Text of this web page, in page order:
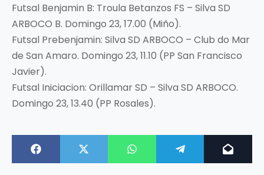
Futsal Benjamin B: Troula Betanzos FS – Silva SD
ARBOCO B. Domingo 23, 17.00 (Miño).
Futsal Prebenjamin: Silva SD ARBOCO – Club do Mar
de San Amaro. Domingo 23, 11.10 (PP San Francisco
Javier).
Futsal Iniciacion: Orillamar SD – Silva SD ARBOCO.
Domingo 23, 13.40 (PP Rosales).